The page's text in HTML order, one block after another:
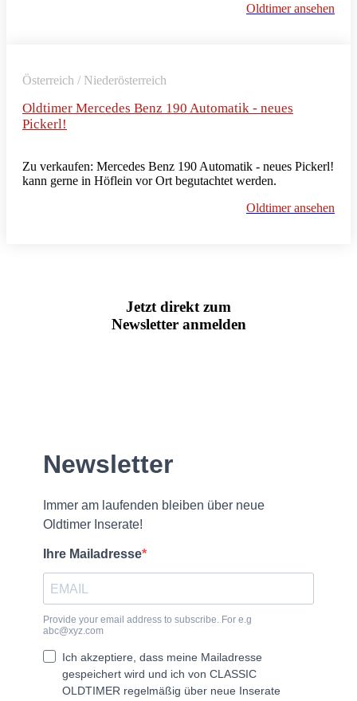
Oldtimer ansehen
Österreich / Niederösterreich
Oldtimer Mercedes Benz 190 Automatik - neues
Pickerl!
Zu verkaufen: Mercedes Benz 190 Automatik - neues Pickerl!
kann gerne in Höflein vor Ort begutachtet werden.
Oldtimer ansehen
Jetzt direkt zum
Newsletter anmelden